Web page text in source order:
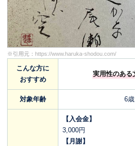
※引用元： https://www.haruka-shodou.com/
こんな方に
おすすめ
実用性のある
対象年齢 6
【入会金】
3,000円
【月謝】